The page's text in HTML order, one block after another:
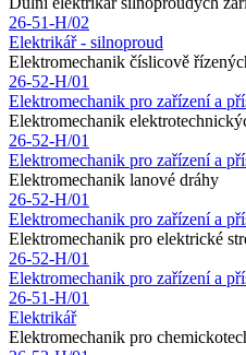
26-51-H/02
Elektrikář - silnoproud
Elektromechanik číslicově
26-52-H/01
Elektromechanik pro zařízení a
Elektromechanik
26-52-H/01
Elektromechanik pro zařízení a
Elektromechanik lanové dráhy
26-52-H/01
Elektromechanik pro zařízení a
Elektromechanik pro elektrické
26-52-H/01
Elektromechanik pro zařízení a
26-51-H/01
Elektrikář
Elektromechanik pro